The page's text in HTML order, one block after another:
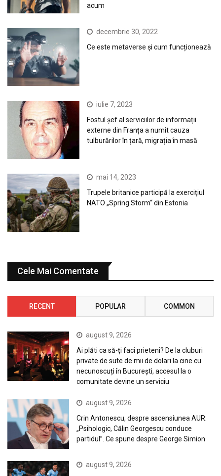
acum
decembrie 30, 2022
Ce este metaverse și cum funcționează
iulie 7, 2023
Fostul șef al serviciilor de informații
externe din Franța a numit cauza
tulburărilor în țară, migrația în masă
mai 14, 2023
Trupele britanice participă la exerciţiul
NATO „Spring Storm“ din Estonia
Cele Mai Comentate
RECENT POPULAR COMMON
august 9, 2026
Ai plăti ca să-ți faci prieteni? De la cluburi
private de sute de mii de dolari la cine cu
necunoscuți în București, accesul la o
comunitate devine un serviciu
august 9, 2026
Crin Antonescu, despre ascensiunea AUR:
„Psihologic, Călin Georgescu conduce
partidul”. Ce spune despre George Simion
august 9, 2026